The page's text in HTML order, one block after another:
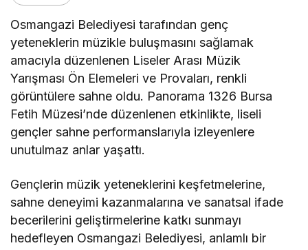
Osmangazi Belediyesi tarafından genç
yeteneklerin müzikle buluşmasını sağlamak
amacıyla düzenlenen Liseler Arası Müzik
Yarışması Ön Elemeleri ve Provaları, renkli
görüntülere sahne oldu. Panorama 1326 Bursa
Fetih Müzesi’nde düzenlenen etkinlikte, liseli
gençler sahne performanslarıyla izleyenlere
unutulmaz anlar yaşattı.
Gençlerin müzik yeteneklerini keşfetmelerine,
sahne deneyimi kazanmalarına ve sanatsal ifade
becerilerini geliştirmelerine katkı sunmayı
hedefleyen Osmangazi Belediyesi, anlamlı bir